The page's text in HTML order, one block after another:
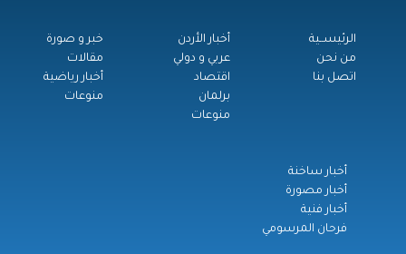
الرئيســية
من نحن
اتصل بنا
أخبار الأردن
عربي و دولي
اقتصاد
برلمان
منوعات
خبر و صورة
مقالات
أخبار رياضية
منوعات
أخبار ساخنة
أخبار مصورة
أخبار فنية
فرحان المرسومي